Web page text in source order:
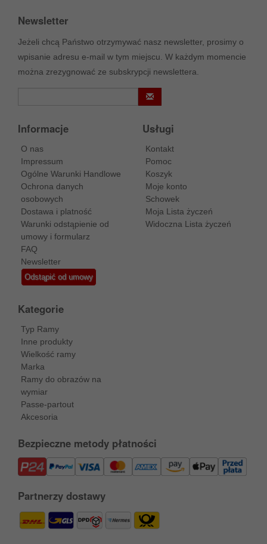
Newsletter
Jeżeli chcą Państwo otrzymywać nasz newsletter, prosimy o
wpisanie adresu e-mail w tym miejscu. W każdym momencie
można zrezygnować ze subskrypcji newslettera.
Informacje
O nas
Impressum
Ogólne Warunki Handlowe
Ochrona danych
osobowych
Dostawa i platność
Warunki odstąpienie od
umowy i formularz
FAQ
Newsletter
Odstąpić od umowy
Usługi
Kontakt
Pomoc
Koszyk
Moje konto
Schowek
Moja Lista życzeń
Widoczna Lista życzeń
Kategorie
Typ Ramy
Inne produkty
Wielkość ramy
Marka
Ramy do obrazów na
wymiar
Passe-partout
Akcesoria
Bezpieczne metody płatności
Partnerzy dostawy